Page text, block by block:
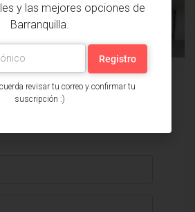
PRÓXIMA
PROPIEDAD
Saieh Inmobiliaria
y las mejores opciones de
Barranquilla.
revisar tu correo y confirmar tu
suscripción :)